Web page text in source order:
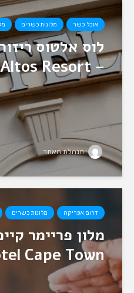
אוכל כשר מלונות כשרים
לוס אלטוס
– Los Altos Resort
הנהלת האתר
דרום אפריקה מלונות כשרים
מלון פריימר
Cape Town